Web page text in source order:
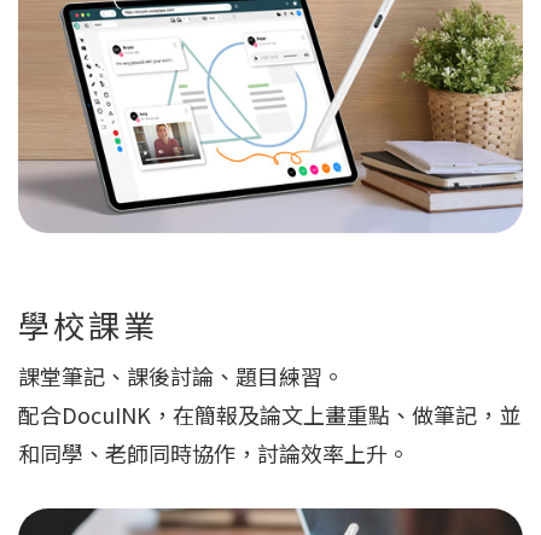
學校課業
課堂筆記、課後討論、題目練習。
配合DocuINK，在簡報及論文上畫重點、做筆記，並
和同學、老師同時協作，討論效率上升。